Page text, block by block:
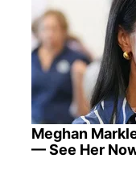
Meghan
— See Her